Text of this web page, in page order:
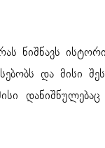
ნიშნავს
და მისი